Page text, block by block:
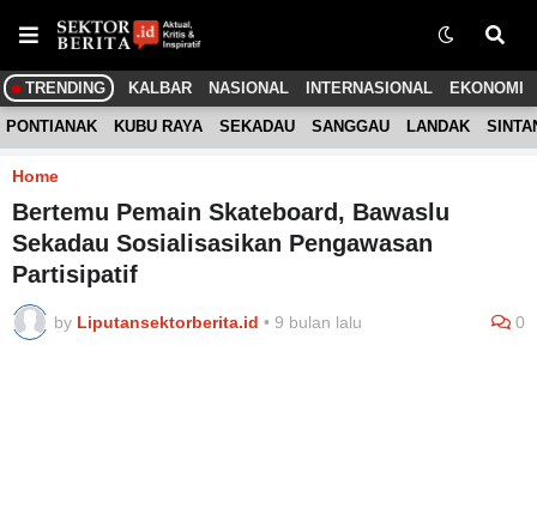
TRENDING KALBAR NASIONAL INTERNASIONAL EKONOMI
PONTIANAK KUBU RAYA SEKADAU SANGGAU LANDAK
Home
Bertemu Pemain Skateboard, Bawaslu
Sekadau Sosialisasikan Pengawasan
Partisipatif
by Liputansektorberita.id • 9 bulan lalu 0